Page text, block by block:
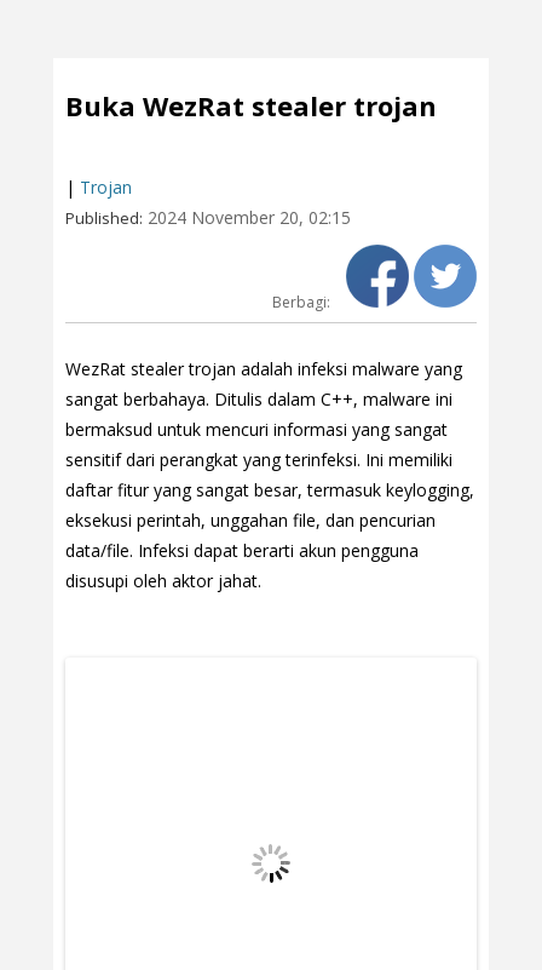
Buka WezRat stealer trojan
| Trojan
Published: 2024 November 20, 02:15
Berbagi:
WezRat stealer trojan adalah infeksi malware yang
sangat berbahaya. Ditulis dalam C++, malware ini
bermaksud untuk mencuri informasi yang sangat
sensitif dari perangkat yang terinfeksi. Ini memiliki
daftar fitur yang sangat besar, termasuk keylogging,
eksekusi perintah, unggahan file, dan pencurian
data/file. Infeksi dapat berarti akun pengguna
disusupi oleh aktor jahat.